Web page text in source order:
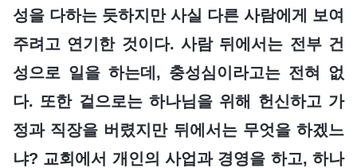
성을 다하는 듯하지만 사실 다른 사람에게 보여
주려고 연기한 것이다. 사람 뒤에서는 전부 건
성으로 일을 하는데, 충성심이라고는 전혀 없
다. 또한 겉으로는 하나님을 위해 헌신하고 가
정과 직장을 버렸지만 뒤에서는 무엇을 하겠느
냐? 교회에서 개인의 사업과 경영을 하고, 하나